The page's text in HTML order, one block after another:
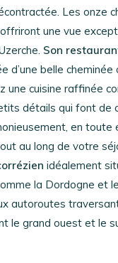
Les onze
une vue
Son
d’une belle
une cuisine raffinée
détails qui font de
en
au long de votre
idéalement
la Dordogne et
autoroutes
le grand ouest et le